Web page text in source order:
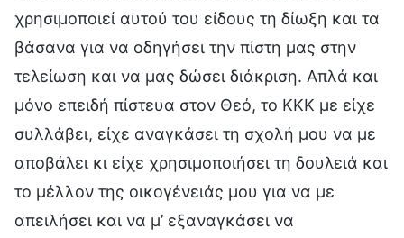
χρησιμοποιεί αυτού του είδους τη δίωξη και τα
βάσανα για να οδηγήσει την πίστη μας στην
τελείωση και να μας δώσει διάκριση. Απλά και
μόνο επειδή πίστευα στον Θεό, το ΚΚΚ με είχε
συλλάβει, είχε αναγκάσει τη σχολή μου να με
αποβάλει κι είχε χρησιμοποιήσει τη δουλειά και
το μέλλον της οικογένειάς μου για να με
απειλήσει και να μ’ εξαναγκάσει να